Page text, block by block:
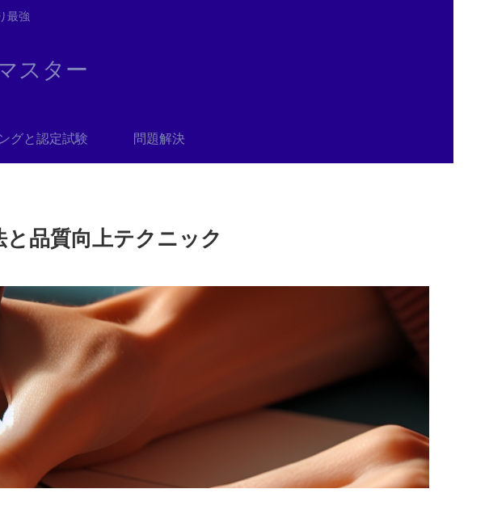
最強
スター
グと認定試験 問題解決
品質向上テクニック